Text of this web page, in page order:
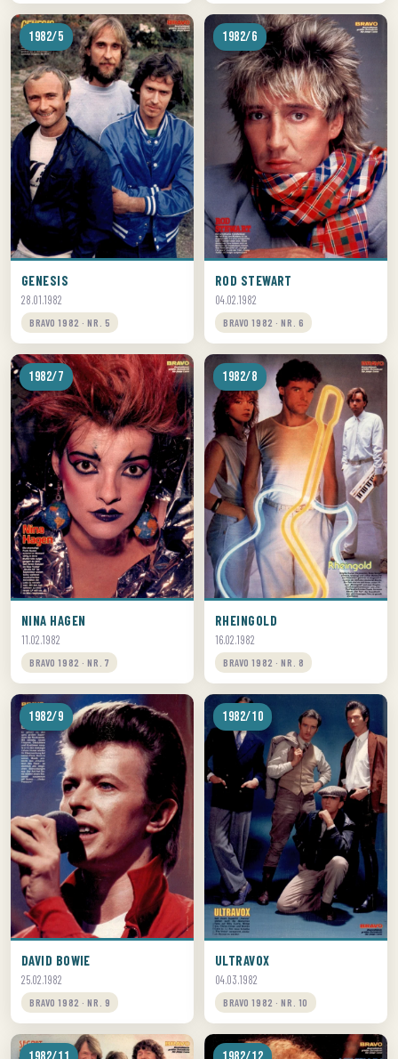
1982/5
GENESIS
28.01.1982
BRAVO 1982 · NR. 5
1982/6
ROD STEWART
04.02.1982
BRAVO 1982 · NR. 6
1982/7
NINA HAGEN
11.02.1982
BRAVO 1982 · NR. 7
1982/8
RHEINGOLD
16.02.1982
BRAVO 1982 · NR. 8
1982/9
DAVID BOWIE
25.02.1982
BRAVO 1982 · NR. 9
1982/10
ULTRAVOX
04.03.1982
BRAVO 1982 · NR. 10